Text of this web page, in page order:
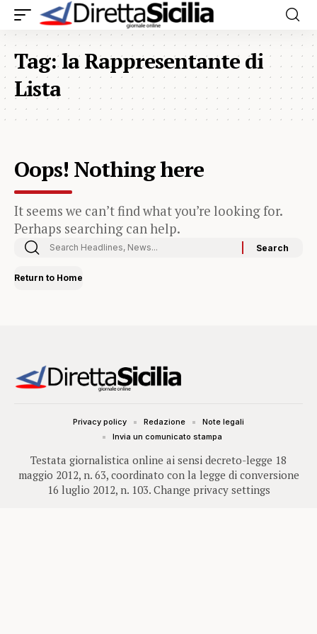
Tag:la Rappresentante di
Lista
Oops! Nothing here
It seems we can’t find what you’re looking for.
Perhaps searching can help.
Return to Home
Testata giornalistica online ai sensi decreto-legge 18
maggio 2012, n. 63, coordinato con la legge di conversione
16 luglio 2012, n. 103. Change privacy settings
Privacy policy Redazione
Note legali
Invia un comunicato stampa